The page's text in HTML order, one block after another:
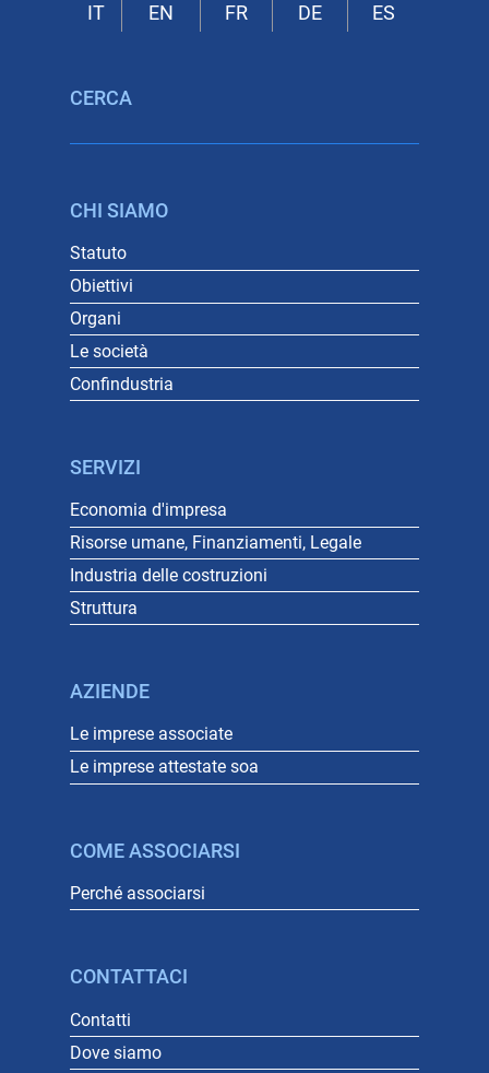
CERCA
CHI SIAMO
Statuto
Obiettivi
Organi
Le società
Confindustria
SERVIZI
Economia d'impresa
Risorse umane, Finanziamenti, Legale
Industria delle costruzioni
Struttura
AZIENDE
Le imprese associate
Le imprese attestate soa
COME ASSOCIARSI
Perché associarsi
CONTATTACI
Contatti
Dove siamo